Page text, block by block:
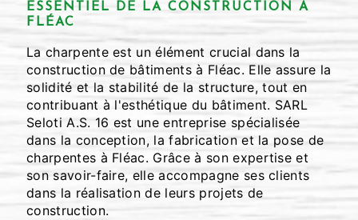
ESSENTIEL DE LA CONSTRUCTION À
FLÉAC
La charpente est un élément crucial dans la
construction de bâtiments à Fléac. Elle assure la
solidité et la stabilité de la structure, tout en
contribuant à l'esthétique du bâtiment. SARL
Seloti A.S. 16 est une entreprise spécialisée
dans la conception, la fabrication et la pose de
charpentes à Fléac. Grâce à son expertise et
son savoir-faire, elle accompagne ses clients
dans la réalisation de leurs projets de
construction.